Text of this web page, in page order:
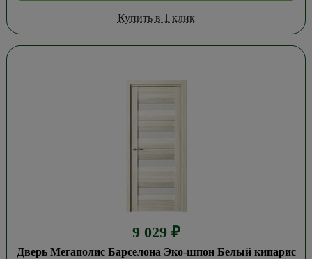
Купить в 1 клик
9 029 ₽
Дверь Мегаполис Барселона Эко-шпон Белый кипарис